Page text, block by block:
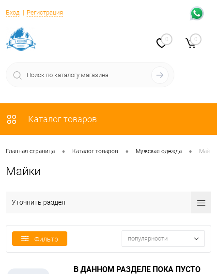
Вход Регистрация
0 0
Каталог товаров
Главная страница • Каталог товаров • Мужская одежда •
Майки
Уточнить раздел
Фильтр популярности
В ДАННОМ РАЗДЕЛЕ ПОКА ПУСТО